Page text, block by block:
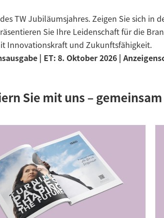
TW Jubiläumsjahres. Zeigen Sie sich in
Sie Ihre Leidenschaft für die
Innovationskraft und Zukunftsfähigkeit.
| ET: 8. Oktober 2026 |
Sie mit uns –